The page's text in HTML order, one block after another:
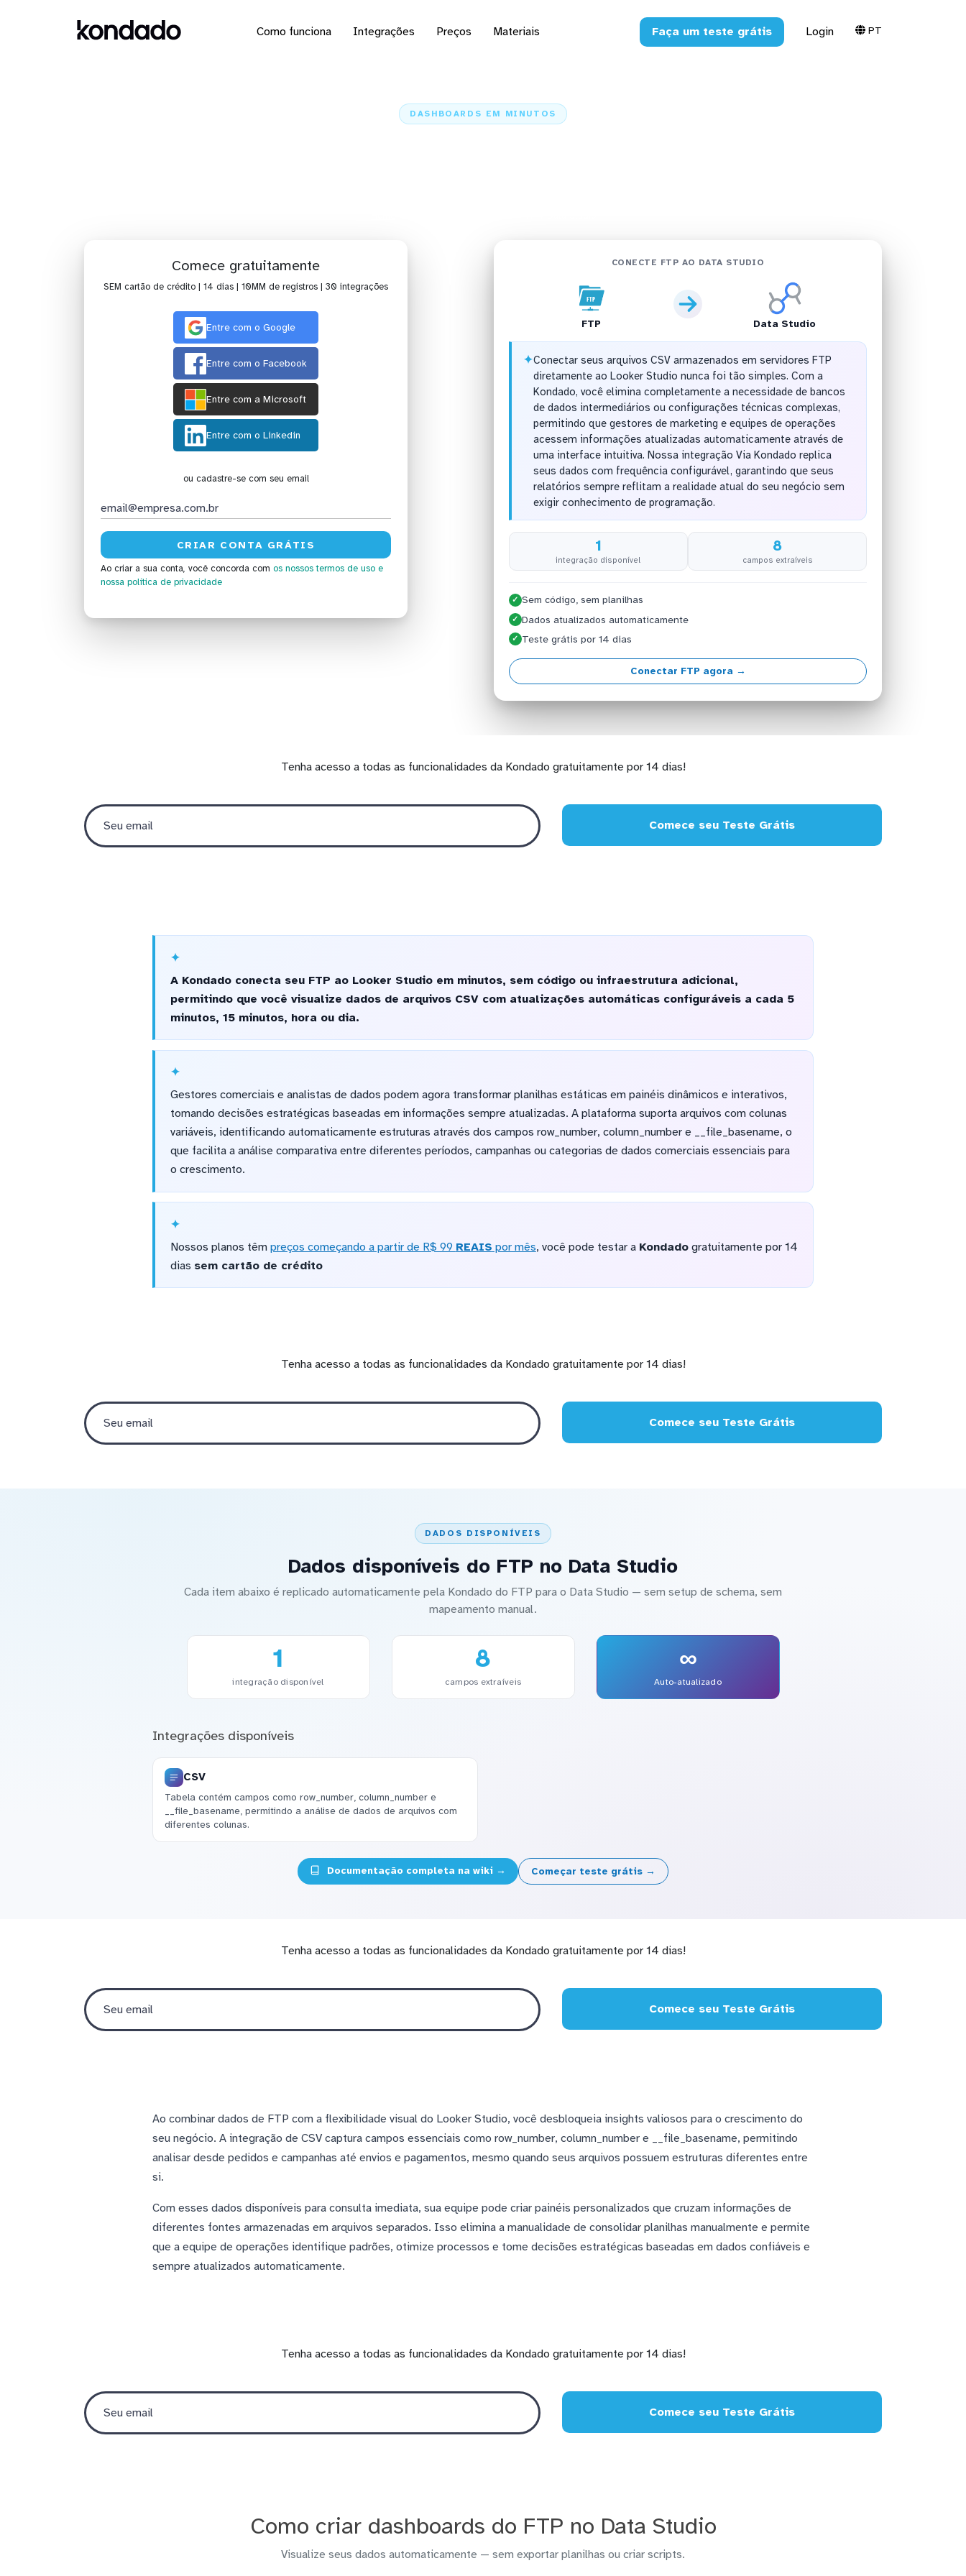
Como funciona Integrações Preços Materiais Faça um teste grátis Login PT
DASHBOARDS EM MINUTOS
Comece gratuitamente
SEM cartão de crédito | 14 dias | 10MM de registros | 30 integrações
Entre com o Google
Entre com o Facebook
Entre com a Microsoft
Entre com o Linkedin
ou cadastre-se com seu email
Ao criar a sua conta, você concorda com os nossos termos de uso e
nossa política de privacidade
CONECTE FTP AO DATA STUDIO
FTP Data Studio
✦Conectar seus arquivos CSV armazenados em servidores FTP
diretamente ao Looker Studio nunca foi tão simples. Com a
Kondado, você elimina completamente a necessidade de bancos
de dados intermediários ou configurações técnicas complexas,
permitindo que gestores de marketing e equipes de operações
acessem informações atualizadas automaticamente através de
uma interface intuitiva. Nossa integração Via Kondado replica
seus dados com frequência configurável, garantindo que seus
relatórios sempre reflitam a realidade atual do seu negócio sem
exigir conhecimento de programação.
1
integração disponível
8
campos extraíveis
✓ Sem código, sem planilhas
✓ Dados atualizados automaticamente
✓ Teste grátis por 14 dias
Conectar FTP agora →
Tenha acesso a todas as funcionalidades da Kondado gratuitamente por 14 dias!
Comece seu Teste Grátis
A Kondado conecta seu FTP ao Looker Studio em minutos, sem código ou infraestrutura adicional,
permitindo que você visualize dados de arquivos CSV com atualizações automáticas configuráveis a cada 5
minutos, 15 minutos, hora ou dia.
Gestores comerciais e analistas de dados podem agora transformar planilhas estáticas em painéis dinâmicos e interativos,
tomando decisões estratégicas baseadas em informações sempre atualizadas. A plataforma suporta arquivos com colunas
variáveis, identificando automaticamente estruturas através dos campos row_number, column_number e __file_basename, o
que facilita a análise comparativa entre diferentes períodos, campanhas ou categorias de dados comerciais essenciais para
o crescimento.
Nossos planos têm preços começando a partir de R$ 99 REAIS por mês, você pode testar a Kondadogratuitamente por 14
dias sem cartão de crédito
Tenha acesso a todas as funcionalidades da Kondado gratuitamente por 14 dias!
Comece seu Teste Grátis
DADOS DISPONÍVEIS
Dados disponíveis do FTP no Data Studio
Cada item abaixo é replicado automaticamente pela Kondado do FTP para o Data Studio — sem setup de schema, sem
mapeamento manual.
1
integração disponível
8
campos extraíveis
∞
Auto-atualizado
Integrações disponíveis
CSV
Tabela contém campos como row_number, column_number e
__file_basename, permitindo a análise de dados de arquivos com
diferentes colunas.
Documentação completa na wiki → Começar teste grátis →
Tenha acesso a todas as funcionalidades da Kondado gratuitamente por 14 dias!
Comece seu Teste Grátis
Ao combinar dados de FTP com a flexibilidade visual do Looker Studio, você desbloqueia insights valiosos para o crescimento do
seu negócio. A integração de CSV captura campos essenciais como row_number, column_number e __file_basename, permitindo
analisar desde pedidos e campanhas até envios e pagamentos, mesmo quando seus arquivos possuem estruturas diferentes entre
si.
Com esses dados disponíveis para consulta imediata, sua equipe pode criar painéis personalizados que cruzam informações de
diferentes fontes armazenadas em arquivos separados. Isso elimina a manualidade de consolidar planilhas manualmente e permite
que a equipe de operações identifique padrões, otimize processos e tome decisões estratégicas baseadas em dados confiáveis e
sempre atualizados automaticamente.
Tenha acesso a todas as funcionalidades da Kondado gratuitamente por 14 dias!
Comece seu Teste Grátis
Como criar dashboards do FTP no Data Studio
Visualize seus dados automaticamente — sem exportar planilhas ou criar scripts.